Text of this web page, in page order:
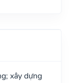
xây dựng